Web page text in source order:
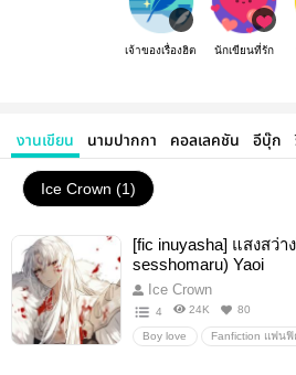
เจ้าของเรื่องฮิต นักเขียนที่รัก
งานเขียน นามปากกา คอลเลคชัน อีบุ๊ก
Ice Crown (1)
[fic inuyasha] แสงสว่
sesshomaru) Yaoi
Ice Crown
4 24K 80
Boy love Fanfiction แฟน